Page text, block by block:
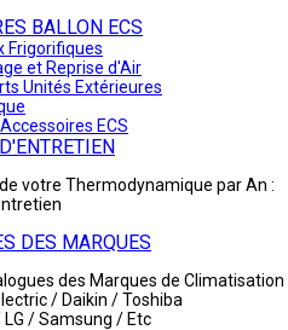
BALLON ECS
Frigorifiques
et Reprise d'Air
Unités Extérieures
ECS
votre Thermodynamique par An :
DES MARQUES
des Marques de Climatisation
/ Daikin / Toshiba
/ Samsung / Etc